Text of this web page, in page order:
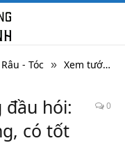
- Tóc » Xem tướng đàn ông đầu hói: có thông minh không, có tốt không
hói:
có tốt
0